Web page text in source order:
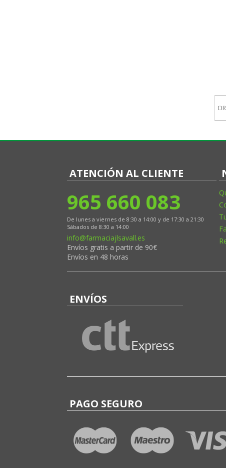
ATENCIÓN AL CLIENTE
965 660 083
De lunes a viernes de 8:30 a 14:00 y de 17:30 a 21:30
Sábados de 8:30 a 14:00
info@farmaciajlsavall.es
Envíos gratis a partir de 90€
Envíos en 48 horas
ENVÍOS
PAGO SEGURO